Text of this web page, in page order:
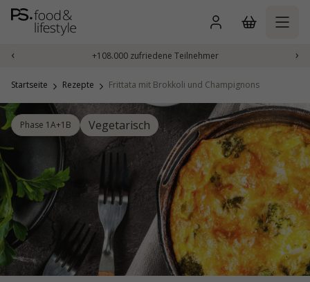
Zum
Inhalt
springen
‹ +108.000 zufriedene Teilnehmer ›
Startseite Rezepte Frittata mit Brokkoli und Champignons
Phase 1A+1B Vegetarisch